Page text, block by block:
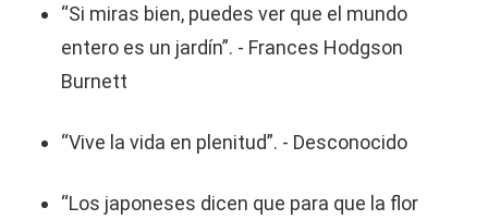
“Si miras bien, puedes ver que el mundo
entero es un jardín”. - Frances Hodgson
Burnett
“Vive la vida en plenitud”. - Desconocido
“Los japoneses dicen que para que la flor